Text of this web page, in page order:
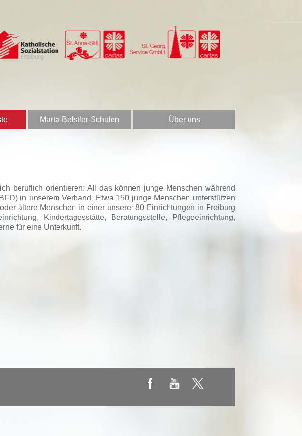
Marta-Belstler-Schulen Über uns
beruflich orientieren: All das können junge Menschen während
in unserem Verband. Etwa 150 junge Menschen unterstützen
ältere Menschen in einer unserer 80 Einrichtungen in Freiburg
Kindertagesstätte, Beratungsstelle, Pflegeeinrichtung,
für eine Unterkunft.